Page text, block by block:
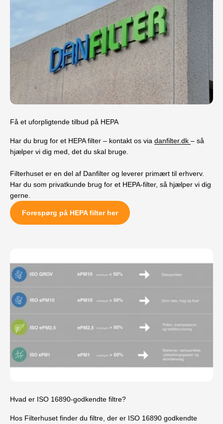
Få et uforpligtende tilbud på HEPA
Har du brug for et HEPA filter – kontakt os via danfilter.dk – så
hjælper vi dig med, det du skal bruge.
Filterhuset er en del af Danfilter og leverer primært til erhverv.
Har du som privatkunde brug for et HEPA-filter, så hjælper vi dig
gerne.
Forespørg på HEPA filter her
Hvad er ISO 16890-godkendte filtre?
Hos Filterhuset finder du filtre, der er ISO 16890 godkendte